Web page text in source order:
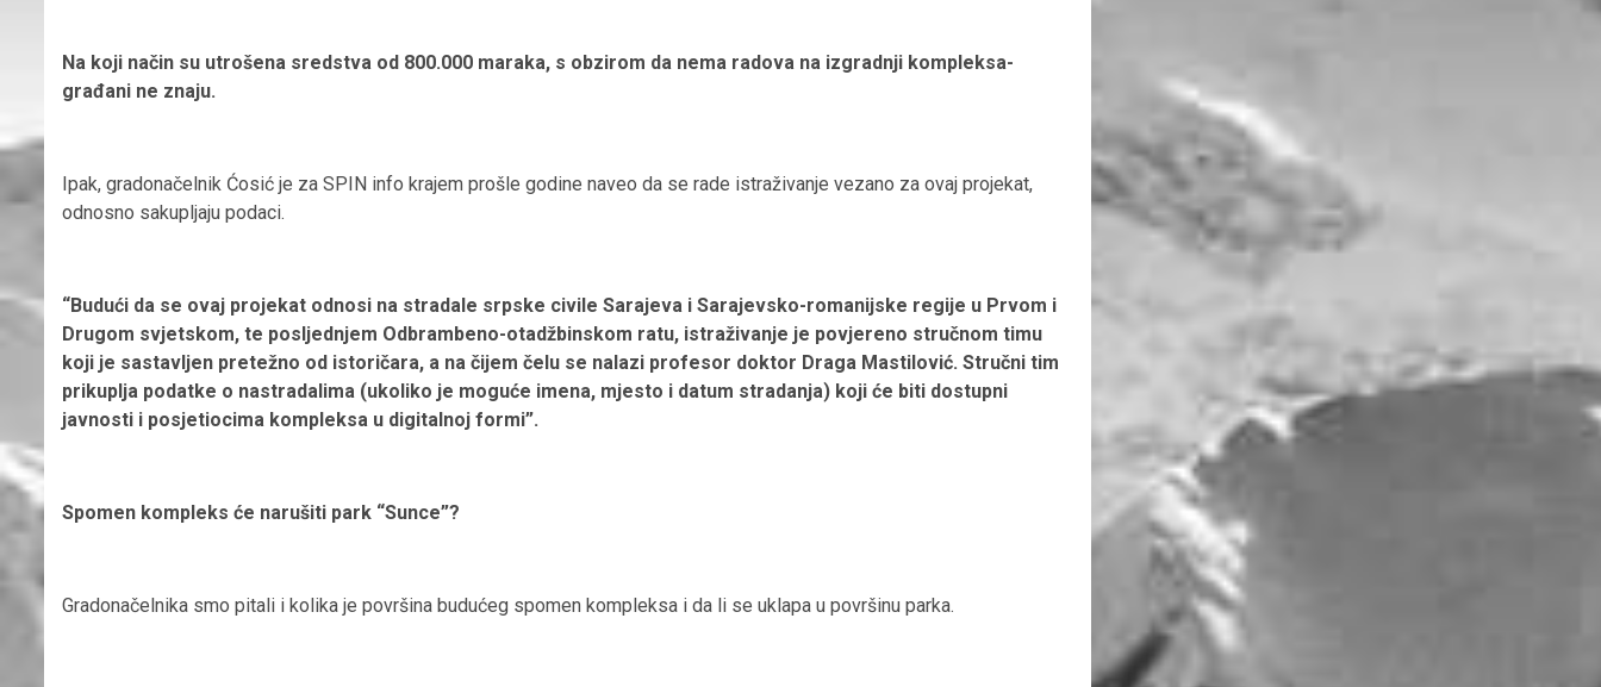
Na koji način su utrošena sredstva od 800.000 maraka, s obzirom da nema radova na izgradnji kompleksa-
građani ne znaju.
Ipak, gradonačelnik Ćosić je za SPIN info krajem prošle godine naveo da se rade istraživanje vezano za ovaj projekat,
odnosno sakupljaju podaci.
“Budući da se ovaj projekat odnosi na stradale srpske civile Sarajeva i Sarajevsko-romanijske regije u Prvom i
Drugom svjetskom, te posljednjem Odbrambeno-otadžbinskom ratu, istraživanje je povjereno stručnom timu
koji je sastavljen pretežno od istoričara, a na čijem čelu se nalazi profesor doktor Draga Mastilović. Stručni tim
prikuplja podatke o nastradalima (ukoliko je moguće imena, mjesto i datum stradanja) koji će biti dostupni
javnosti i posjetiocima kompleksa u digitalnoj formi”.
Spomen kompleks će narušiti park “Sunce”?
Gradonačelnika smo pitali i kolika je površina budućeg spomen kompleksa i da li se uklapa u površinu parka.